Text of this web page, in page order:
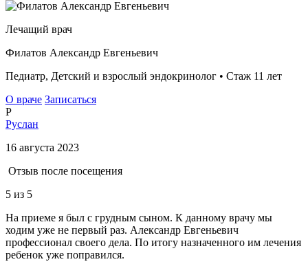
Лечащий врач
Филатов Александр Евгеньевич
Педиатр, Детский и взрослый эндокринолог • Стаж 11 лет
О враче Записаться
Р
Руслан
16 августа 2023
Отзыв после посещения
5 из 5
На приеме я был с грудным сыном. К данному врачу мы
ходим уже не первый раз. Александр Евгеньевич
профессионал своего дела. По итогу назначенного им лечения
ребенок уже поправился.